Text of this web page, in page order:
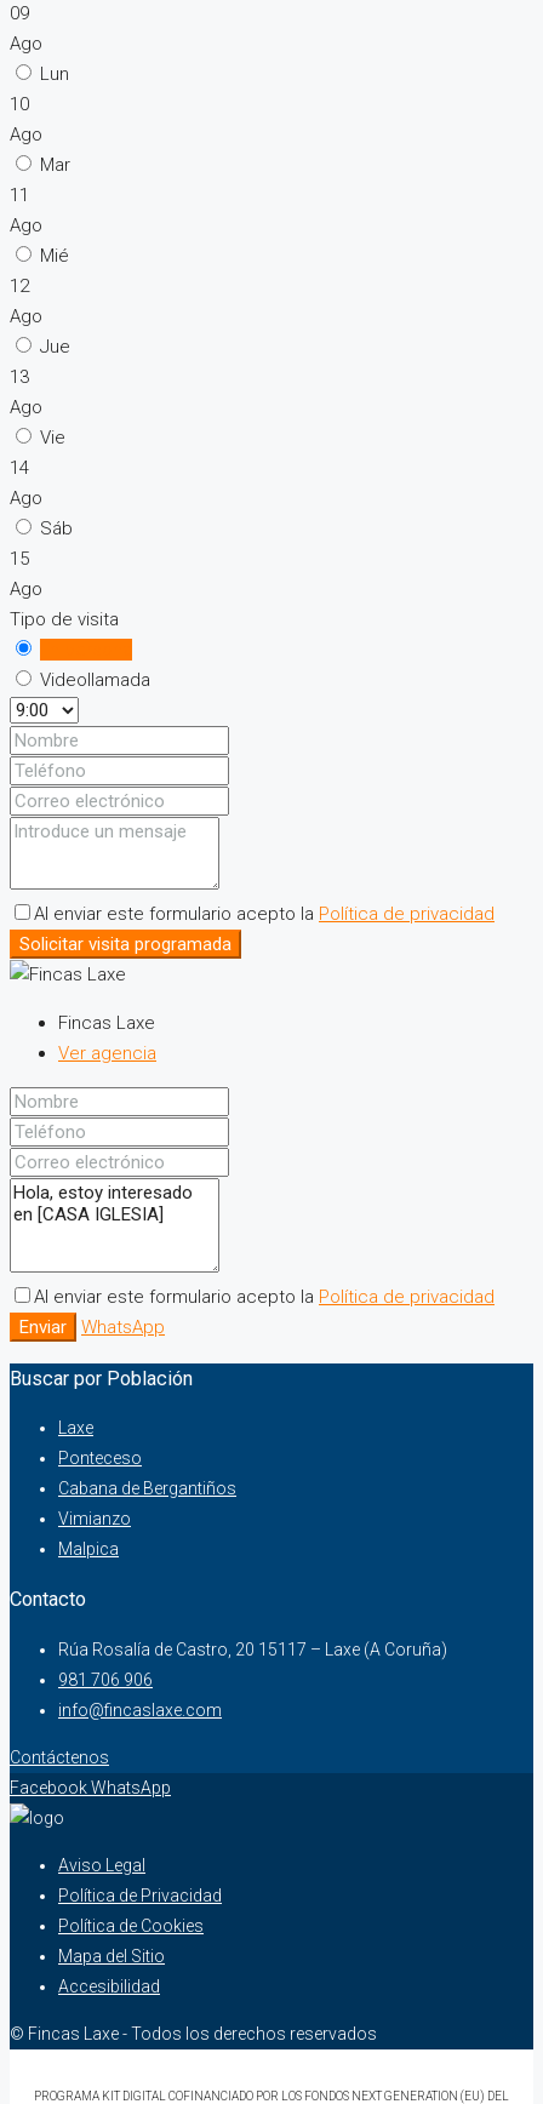
09
Ago
Lun
10
Ago
Mar
11
Ago
Mié
12
Ago
Jue
13
Ago
Vie
14
Ago
Sáb
15
Ago
Tipo de visita
Videollamada
Al enviar este formulario acepto la Política de privacidad
Solicitar visita programada
Fincas Laxe
Ver agencia
Al enviar este formulario acepto la Política de privacidad
Enviar
WhatsApp
Buscar por Población
Laxe
Ponteceso
Cabana de Bergantiños
Vimianzo
Malpica
Contacto
Rúa Rosalía de Castro, 20 15117 – Laxe (A Coruña)
981 706 906
info@fincaslaxe.com
Contáctenos
FacebookWhatsApp
Aviso Legal
Política de Privacidad
Política de Cookies
Mapa del Sitio
Accesibilidad
© Fincas Laxe - Todos los derechos reservados
PROGRAMA KIT DIGITAL COFINANCIADO POR LOS FONDOS NEXT GENERATION (EU) DEL